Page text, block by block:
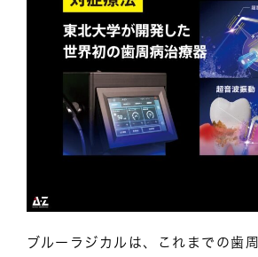
ブルーラジカルは、これまでの歯